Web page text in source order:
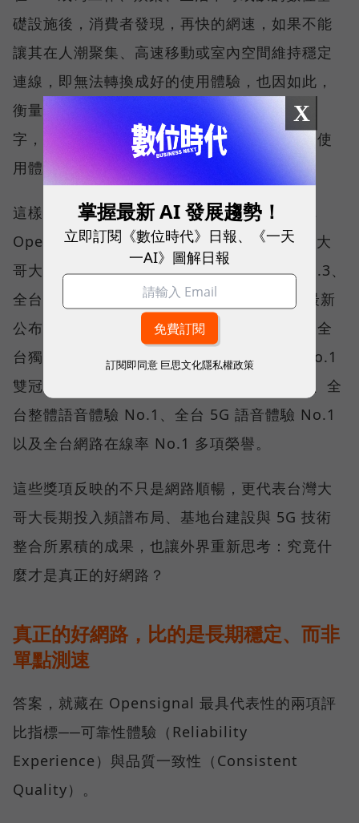
礎設施後，消費者發現，再快的網速，如果不能
讓其在人潮聚集、高速移動或室內空間維持穩定
連線，即無法轉換成好的使用體驗，也因如此，
衡量「好網路」的標準，也逐漸從追求測速數
字，轉向任何時間、任何地點都能穩定連線的使
用體驗。
這樣的轉變，也反映在國際權威網路分析機構
Opensignal 公布的評比結果。今年初，台灣大
哥大不僅率先奪下「 4G／5G 在線率全球 No.3、
全台 No.1 」國際級榮譽，在 Opensignal 最新
公布的台灣行動網路體驗報告中，更一舉斬獲全
台獨有的「可靠性體驗」與「品質一致性」No.1
雙冠王，同時，包辦全台整體影音體驗 No.1、全
台整體語音體驗 No.1、全台 5G 語音體驗 No.1
以及全台網路在線率 No.1 多項榮譽。
這些獎項反映的不只是網路順暢，更代表台灣大
哥大長期投入頻譜布局、基地台建設與 5G 技術
整合所累積的成果，也讓外界重新思考：究竟什
麼才是真正的好網路？
真正的好網路，比的是長期穩定、而非
單點測速
答案，就藏在 Opensignal 最具代表性的兩項評
比指標──可靠性體驗（Reliability
Experience）與品質一致性（Consistent
Quality）。
X
掌握最新 AI 發展趨勢！
立即訂閱《數位時代》日報、《一天
一AI》圖解日報
訂閱即同意 巨思文化隱私權政策